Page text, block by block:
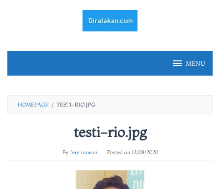
MENU
HOMEPAGE / TESTI-RIO.JPG
testi-rio.jpg
By fery irawan Posted on 12/08/2020